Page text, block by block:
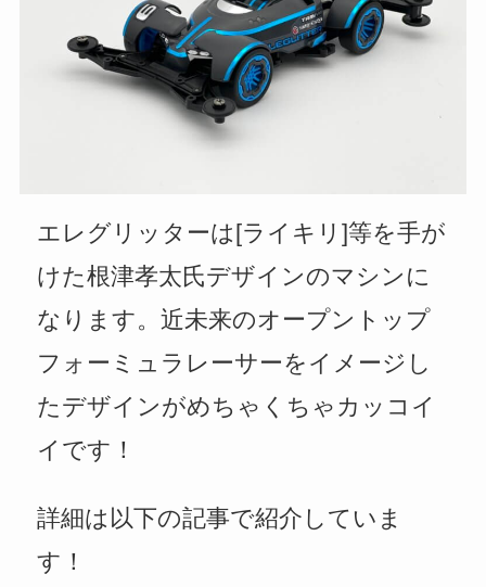
エレグリッターは[ライキリ]等を手が
けた根津孝太氏デザインのマシンに
なります。近未来のオープントップ
フォーミュラレーサーをイメージし
たデザインがめちゃくちゃカッコイ
イです！
詳細は以下の記事で紹介していま
す！